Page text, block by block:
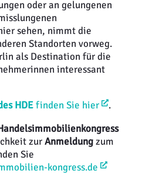
oder an gelungenen
sehen, nimmt die
Standorten vorweg.
als Destination für die
interessant
HDEfinden Sie hier
.
zurAnmeldungzum
Sie
kongress.de